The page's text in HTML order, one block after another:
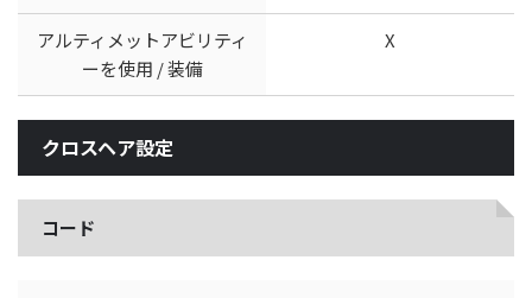
アルティメットアビリティ
ーを使用 / 装備
X
クロスヘア設定
コード